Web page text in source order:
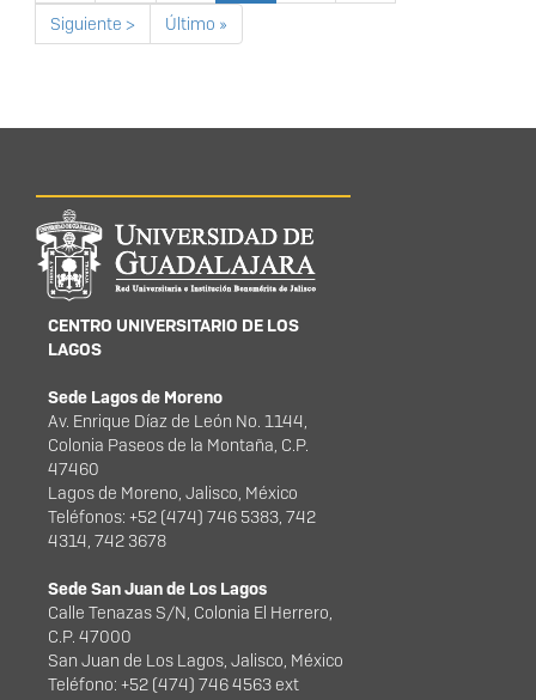
Siguiente página
Siguiente > Última página
Último »
Información del
portal
CENTRO UNIVERSITARIO DE LOS
LAGOS
Sede Lagos de Moreno
Av. Enrique Díaz de León No. 1144,
Colonia Paseos de la Montaña, C.P.
47460
Lagos de Moreno, Jalisco, México
Teléfonos: +52 (474) 746 5383, 742
4314, 742 3678
Sede San Juan de Los Lagos
Calle Tenazas S/N, Colonia El Herrero,
C.P. 47000
San Juan de Los Lagos, Jalisco, México
Teléfono: +52 (474) 746 4563 ext